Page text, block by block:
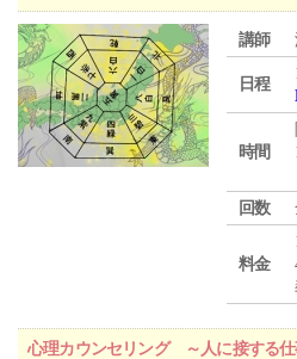
講師
日程
時間
回数
料金
心理カウンセリング ～人に接する